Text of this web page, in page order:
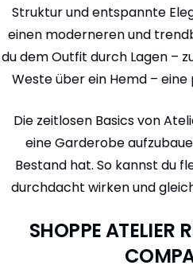
Struktur und entspannte
einen moderneren und
du dem Outfit durch Lagen –
Weste über ein Hemd –
Die zeitlosen Basics von
eine Garderobe
Bestand hat. So kannst du
durchdacht wirken und
SHOPPE ATELIER